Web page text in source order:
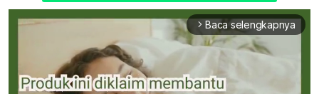
arrow_forward_ios Baca selengkapnya